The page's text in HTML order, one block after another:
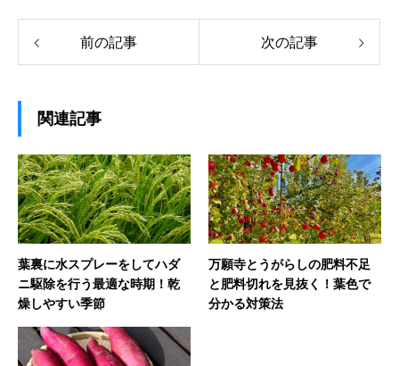
前の記事 次の記事
関連記事
葉裏に水スプレーをしてハダ
ニ駆除を行う最適な時期！乾
燥しやすい季節
万願寺とうがらしの肥料不足
と肥料切れを見抜く！葉色で
分かる対策法